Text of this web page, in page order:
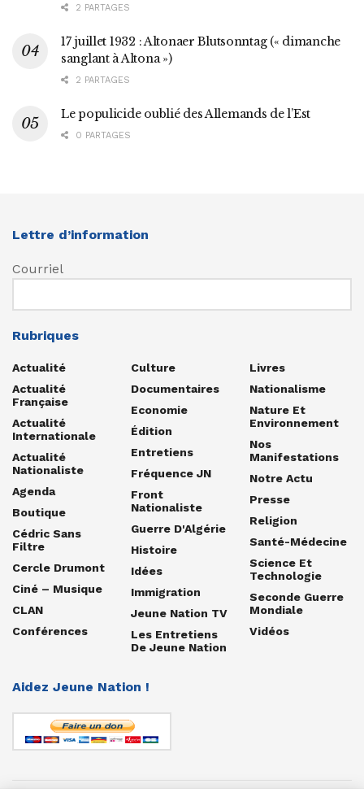
2 PARTAGES
17 juillet 1932 : Altonaer Blutsonntag (« dimanche
sanglant à Altona »)
2 PARTAGES
Le populicide oublié des Allemands de l’Est
0 PARTAGES
Lettre d’information
Courriel
Rubriques
Actualité
Actualité
Française
Actualité
Internationale
Actualité
Nationaliste
Agenda
Boutique
Cédric Sans
Filtre
Cercle Drumont
Ciné – Musique
CLAN
Conférences
Culture
Documentaires
Economie
Édition
Entretiens
Fréquence JN
Front
Nationaliste
Guerre D'Algérie
Histoire
Idées
Immigration
Jeune Nation TV
Les Entretiens
De Jeune Nation
Livres
Nationalisme
Nature Et
Environnement
Nos
Manifestations
Notre Actu
Presse
Religion
Santé-Médecine
Science Et
Technologie
Seconde Guerre
Mondiale
Vidéos
Aidez Jeune Nation !